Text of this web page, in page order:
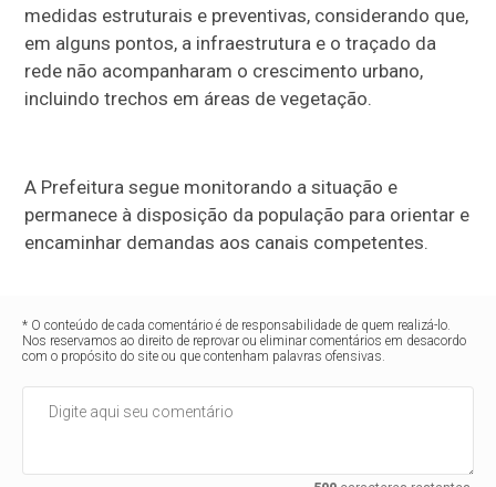
medidas estruturais e preventivas, considerando que,
em alguns pontos, a infraestrutura e o traçado da
rede não acompanharam o crescimento urbano,
incluindo trechos em áreas de vegetação.
A Prefeitura segue monitorando a situação e
permanece à disposição da população para orientar e
encaminhar demandas aos canais competentes.
* O conteúdo de cada comentário é de responsabilidade de quem realizá-lo.
Nos reservamos ao direito de reprovar ou eliminar comentários em desacordo
com o propósito do site ou que contenham palavras ofensivas.